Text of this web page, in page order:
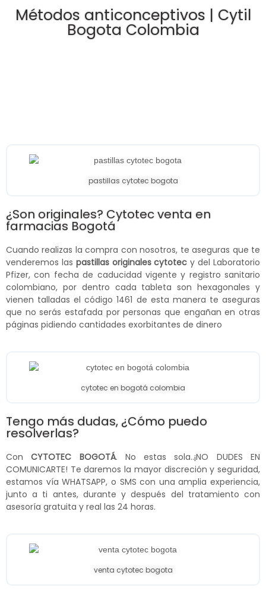
Métodos anticonceptivos | Cytil
Bogota Colombia
pastillas cytotec bogota
¿Son originales? Cytotec venta en
farmacias Bogotá
Cuando realizas la compra con nosotros, te aseguras que te
venderemos las pastillas originales cytotec y del Laboratorio
Pfizer, con fecha de caducidad vigente y registro sanitario
colombiano, por dentro cada tableta son hexagonales y
vienen talladas el código 1461 de esta manera te aseguras
que no serás estafada por personas que engañan en otras
páginas pidiendo cantidades exorbitantes de dinero
cytotec en bogotá colombia
Tengo más dudas, ¿Cómo puedo
resolverlas?
ConCYTOTEC BOGOTÁ. No estas sola..¡NO DUDES EN
COMUNICARTE! Te daremos la mayor discreción y seguridad,
estamos vía WHATSAPP, o SMS con una amplia experiencia,
junto a ti antes, durante y después del tratamiento con
asesoría gratuita y real las 24 horas.
venta cytotec bogota